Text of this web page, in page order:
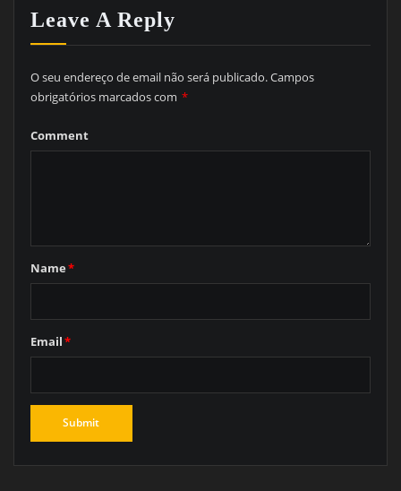
Leave A Reply
O seu endereço de email não será publicado.Campos
obrigatórios marcados com *
Comment
Name*
Email*